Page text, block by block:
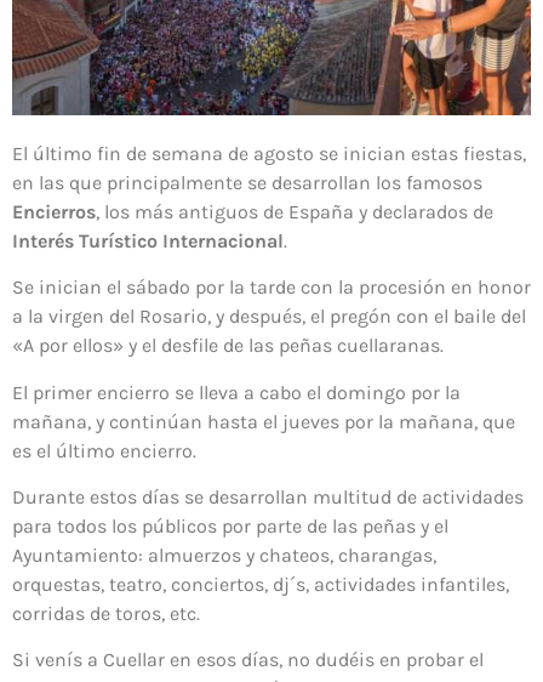
El último fin de semana de agosto se inician estas fiestas,
en las que principalmente se desarrollan los famosos
Encierros, los más antiguos de España y declarados de
Interés Turístico Internacional.
Se inician el sábado por la tarde con la procesión en honor
a la virgen del Rosario, y después, el pregón con el baile del
«A por ellos» y el desfile de las peñas cuellaranas.
El primer encierro se lleva a cabo el domingo por la
mañana, y continúan hasta el jueves por la mañana, que
es el último encierro.
Durante estos días se desarrollan multitud de actividades
para todos los públicos por parte de las peñas y el
Ayuntamiento: almuerzos y chateos, charangas,
orquestas, teatro, conciertos, dj´s, actividades infantiles,
corridas de toros, etc.
Si venís a Cuellar en esos días, no dudéis en probar el